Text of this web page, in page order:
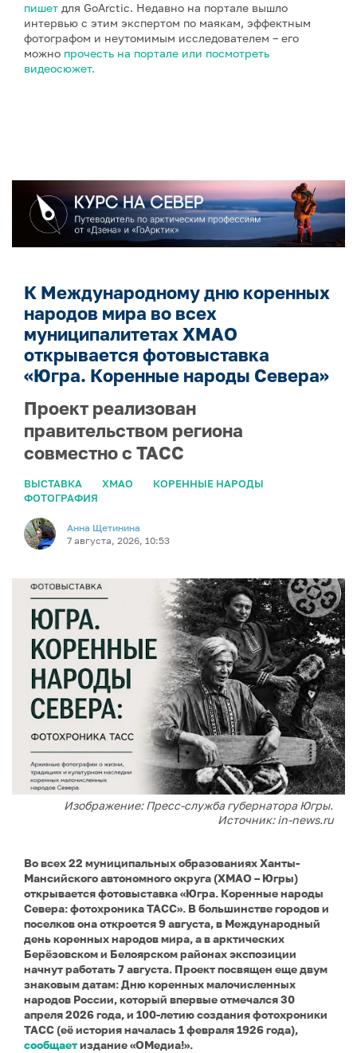
пишет для GoArctic. Недавно на портале вышло
интервью с этим экспертом по маякам, эффектным
фотографом и неутомимым исследователем – его
можно прочесть на портале или посмотреть
видеосюжет.
К Международному дню коренных
народов мира во всех
муниципалитетах ХМАО
открывается фотовыставка
«Югра. Коренные народы Севера»
Проект реализован
правительством региона
совместно с ТАСС
ВЫСТАВКА ХМАО
КОРЕННЫЕ НАРОДЫ
ФОТОГРАФИЯ
Анна Щетинина
7 августа, 2026, 10:53
Изображение: Пресс-служба губернатора Югры.
Источник: in-news.ru
Во всех 22 муниципальных образованиях Ханты-
Мансийского автономного округа (ХМАО – Югры)
открывается фотовыставка «Югра. Коренные народы
Севера: фотохроника ТАСС». В большинстве городов и
поселков она откроется 9 августа, в Международный
день коренных народов мира, а в арктических
Берёзовском и Белоярском районах экспозиции
начнут работать 7 августа. Проект посвящен еще двум
знаковым датам: Дню коренных малочисленных
народов России, который впервые отмечался 30
апреля 2026 года, и 100-летию создания фотохроники
ТАСС (её история началась 1 февраля 1926 года),
сообщаетиздание «ОМедиа!».